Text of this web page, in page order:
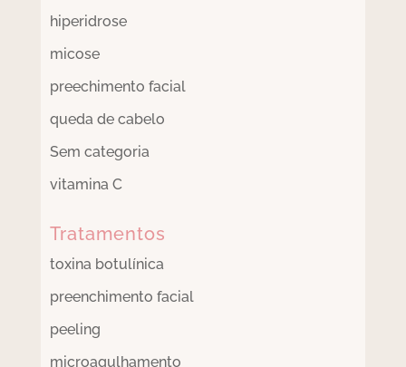
hiperidrose
micose
preechimento facial
queda de cabelo
Sem categoria
vitamina C
Tratamentos
toxina botulínica
preenchimento facial
peeling
microagulhamento